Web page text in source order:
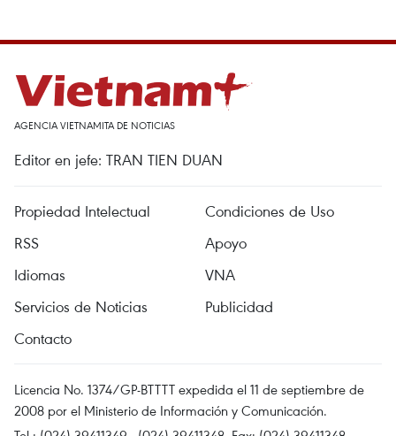
AGENCIA VIETNAMITA DE NOTICIAS
Editor en jefe: TRAN TIEN DUAN
Propiedad Intelectual
Condiciones de Uso
RSS
Apoyo
Idiomas
VNA
Servicios de Noticias
Publicidad
Contacto
Licencia No. 1374/GP-BTTTT expedida el 11 de septiembre de
2008 por el Ministerio de Información y Comunicación.